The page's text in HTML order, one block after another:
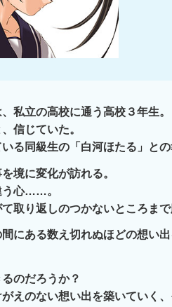
私立の高校に通う高校３年生。
信じていた。
る同級生の「白河ほたる」と
境に変化が訪れる。
う心……。
取り返しのつかないところま
にある数え切れぬほどの想い
のだろうか？
えのない想い出を築いていく